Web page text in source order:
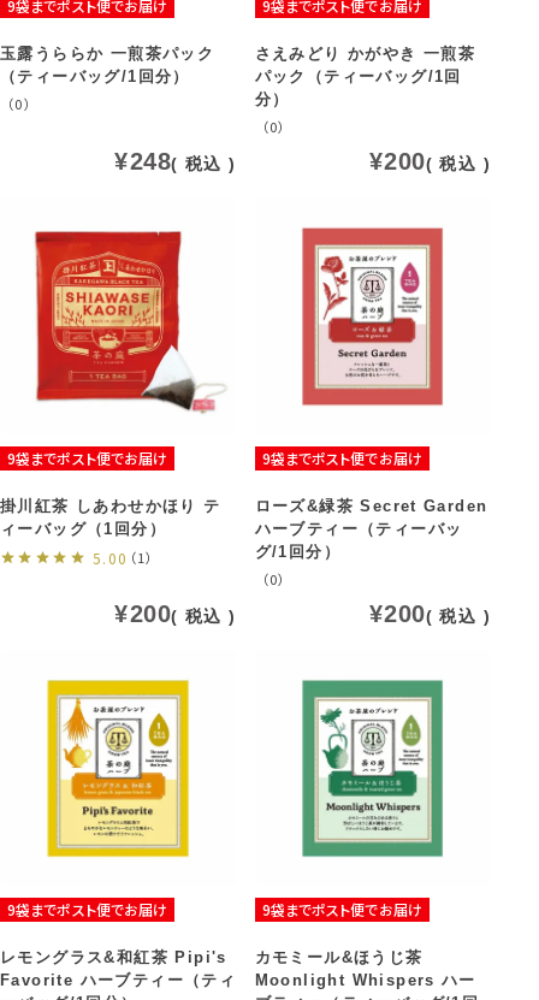
9袋までポスト便でお届け
玉露うららか 一煎茶パック
（ティーバッグ/1回分）
（0）
¥248 税込
9袋までポスト便でお届け
さえみどり かがやき 一煎茶
パック（ティーバッグ/1回
分）
（0）
¥200 税込
9袋までポスト便でお届け
掛川紅茶 しあわせかほり テ
ィーバッグ（1回分）
5.00 （1）
¥200 税込
9袋までポスト便でお届け
ローズ&緑茶 Secret Garden
ハーブティー（ティーバッ
グ/1回分）
（0）
¥200 税込
9袋までポスト便でお届け
レモングラス&和紅茶 Pipi's
Favorite ハーブティー（ティ
9袋までポスト便でお届け
カモミール&ほうじ茶
Moonlight Whispers ハー